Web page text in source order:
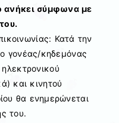
ανήκει σύμφωνα με
Κατά την
γονέας/κηδεμόνας
και κινητού
θα ενημερώνεται
του.